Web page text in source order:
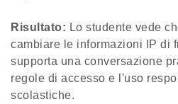
Risultato: Lo studente vede
cambiare le informazioni IP di
supporta una conversazione
regole di accesso e l'uso
scolastiche.